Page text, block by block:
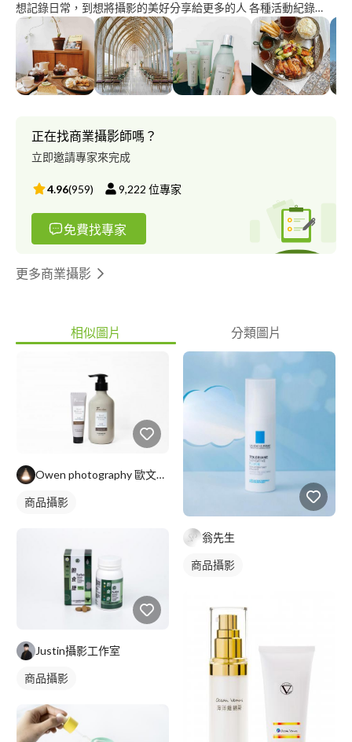
想記錄日常，到想將攝影的美好分享給更多的人 各種活動紀錄
（如營隊、寶寶爬行等）、人像形象照 另，不定期舉辦美食攝影
講座
正在找商業攝影師嗎？
立即邀請專家來完成
4.96(959) 9,222 位專家
免費找專家
更多商業攝影
相似圖片 分類圖片
Owen photography 歐文攝影
商品攝影
Justin攝影工作室
商品攝影
翁先生
商品攝影